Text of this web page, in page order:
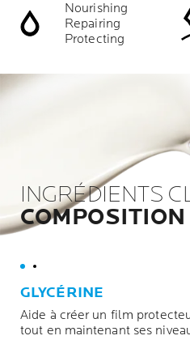
Nourishing
Repairing
Protecting
INGRÉDIENTS
COMPOSITION
GLYCÉRINE
Aide à créer un film
tout en maintenant ses